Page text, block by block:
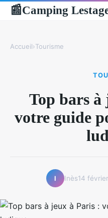
📰Camping
Accueil›Tourisme
Top bars à
votre guide
I Inès14